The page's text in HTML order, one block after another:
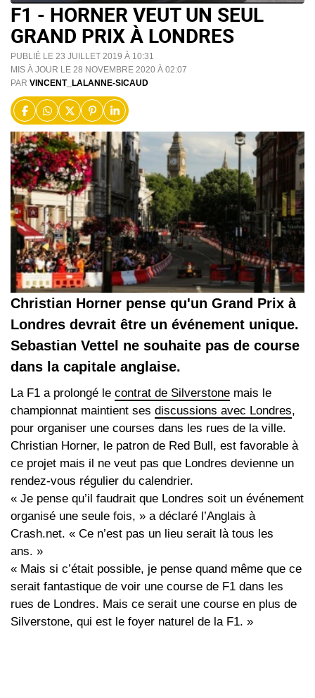
F1 - HORNER VEUT UN SEUL
GRAND PRIX À LONDRES
PUBLIÉ LE 23 JUILLET 2019 À 10:31
MIS À JOUR LE 28 NOVEMBRE 2020 À 02:07
PAR VINCENT_LALANNE-SICAUD
Christian Horner pense qu'un Grand Prix à
Londres devrait être un événement unique.
Sebastian Vettel ne souhaite pas de course
dans la capitale anglaise.
La F1 a prolongé le contrat de Silverstone mais le
championnat maintient ses discussions avec Londres,
pour organiser une courses dans les rues de la ville.
Christian Horner, le patron de Red Bull, est favorable à
ce projet mais il ne veut pas que Londres devienne un
rendez-vous régulier du calendrier.
« Je pense qu’il faudrait que Londres soit un événement
organisé une seule fois, » a déclaré l’Anglais à
Crash.net. « Ce n’est pas un lieu serait là tous les
ans. »
« Mais si c’était possible, je pense quand même que ce
serait fantastique de voir une course de F1 dans les
rues de Londres. Mais ce serait une course en plus de
Silverstone, qui est le foyer naturel de la F1. »